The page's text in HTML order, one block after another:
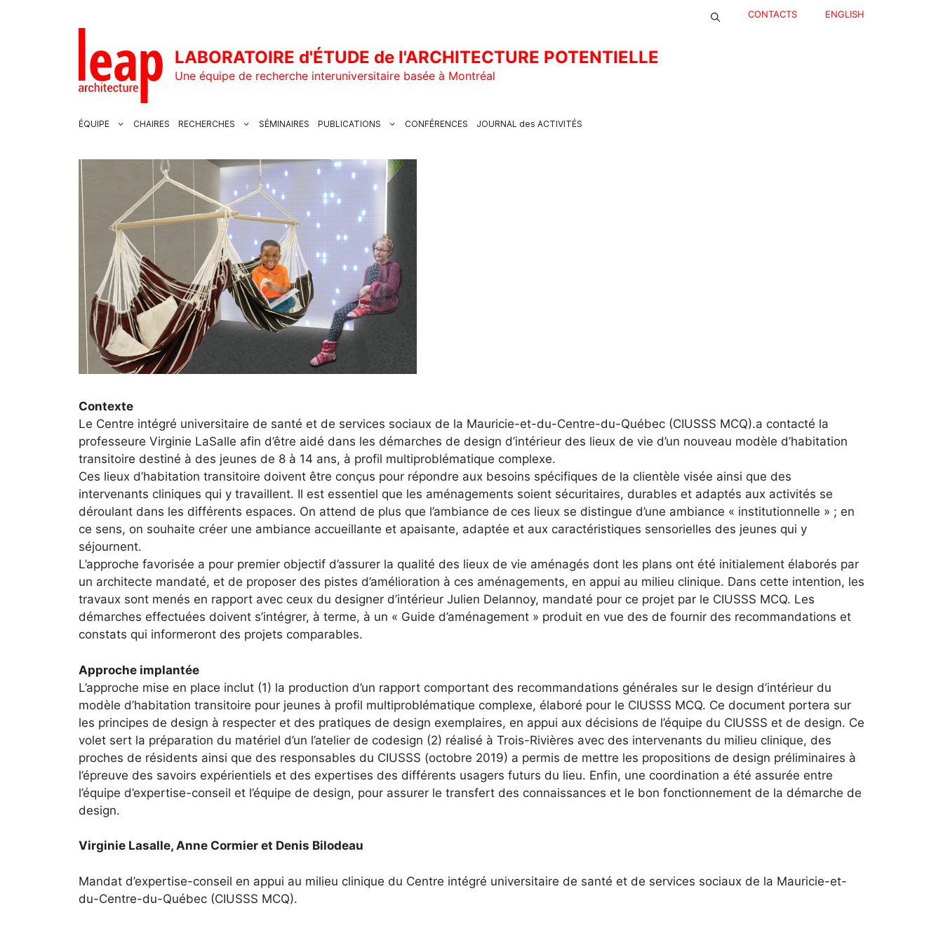
CONTACTS ENGLISH
LABORATOIRE d'ÉTUDE de l'ARCHITECTURE POTENTIELLE
Une équipe de recherche interuniversitaire basée à Montréal
ÉQUIPE CHAIRES RECHERCHES SÉMINAIRES PUBLICATIONS CONFÉRENCES JOURNAL des ACTIVITÉS
Contexte
Le Centre intégré universitaire de santé et de services sociaux de la Mauricie-et-du-Centre-du-Québec (CIUSSS MCQ).a contacté la
professeure Virginie LaSalle afin d’être aidé dans les démarches de design d’intérieur des lieux de vie d’un nouveau modèle d’habitation
transitoire destiné à des jeunes de 8 à 14 ans, à profil multiproblématique complexe.
Ces lieux d’habitation transitoire doivent être conçus pour répondre aux besoins spécifiques de la clientèle visée ainsi que des
intervenants cliniques qui y travaillent. Il est essentiel que les aménagements soient sécuritaires, durables et adaptés aux activités se
déroulant dans les différents espaces. On attend de plus que l’ambiance de ces lieux se distingue d’une ambiance « institutionnelle » ; en
ce sens, on souhaite créer une ambiance accueillante et apaisante, adaptée et aux caractéristiques sensorielles des jeunes qui y
séjournent.
L’approche favorisée a pour premier objectif d’assurer la qualité des lieux de vie aménagés dont les plans ont été initialement élaborés par
un architecte mandaté, et de proposer des pistes d’amélioration à ces aménagements, en appui au milieu clinique. Dans cette intention, les
travaux sont menés en rapport avec ceux du designer d’intérieur Julien Delannoy, mandaté pour ce projet par le CIUSSS MCQ. Les
démarches effectuées doivent s’intégrer, à terme, à un « Guide d’aménagement » produit en vue des de fournir des recommandations et
constats qui informeront des projets comparables.
Approche implantée
L’approche mise en place inclut (1) la production d’un rapport comportant des recommandations générales sur le design d’intérieur du
modèle d’habitation transitoire pour jeunes à profil multiproblématique complexe, élaboré pour le CIUSSS MCQ. Ce document portera sur
les principes de design à respecter et des pratiques de design exemplaires, en appui aux décisions de l’équipe du CIUSSS et de design. Ce
volet sert la préparation du matériel d’un l’atelier de codesign (2) réalisé à Trois-Rivières avec des intervenants du milieu clinique, des
proches de résidents ainsi que des responsables du CIUSSS (octobre 2019) a permis de mettre les propositions de design préliminaires à
l’épreuve des savoirs expérientiels et des expertises des différents usagers futurs du lieu. Enfin, une coordination a été assurée entre
l’équipe d’expertise-conseil et l’équipe de design, pour assurer le transfert des connaissances et le bon fonctionnement de la démarche de
design.
Virginie Lasalle, Anne Cormier et Denis Bilodeau
Mandat d’expertise-conseil en appui au milieu clinique du Centre intégré universitaire de santé et de services sociaux de la Mauricie-et-
du-Centre-du-Québec (CIUSSS MCQ).